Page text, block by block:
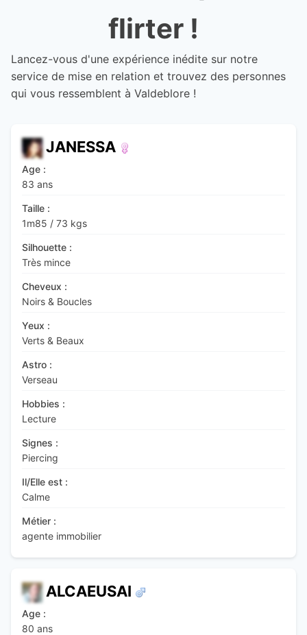
flirter !
Lancez-vous d'une expérience inédite sur notre
service de mise en relation et trouvez des personnes
qui vous ressemblent à Valdeblore !
JANESSA
Age :
83 ans
Taille :
1m85 / 73 kgs
Silhouette :
Très mince
Cheveux :
Noirs & Boucles
Yeux :
Verts & Beaux
Astro :
Verseau
Hobbies :
Lecture
Signes :
Piercing
Il/Elle est :
Calme
Métier :
agente immobilier
ALCAEUSAI
Age :
80 ans